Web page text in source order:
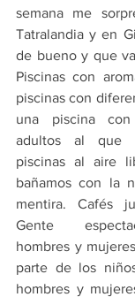
semana me
Tatralandia y en
de bueno y que
Piscinas con
piscinas con
una piscina
adultos al que
piscinas al aire
bañamos con la
mentira. Cafés
Gente
hombres y
parte de los
hombres y